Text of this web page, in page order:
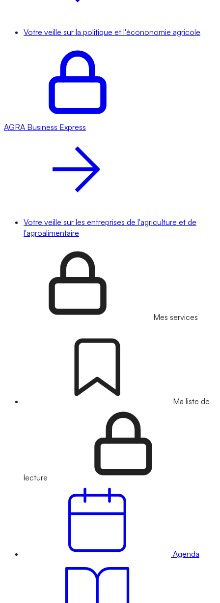
Votre veille sur la politique et l'écononomie agricole
AGRA Business Express
Votre veille sur les entreprises de l'agriculture et de
l'agroalimentaire
Mes services
Ma liste de
lecture
Agenda